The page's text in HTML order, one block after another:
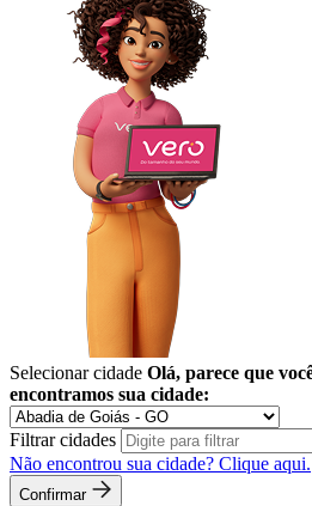
Selecionar cidade Olá, parece que
encontramos sua cidade:
Filtrar cidades
Não encontrou sua cidade? Clique aqui.
Confirmar